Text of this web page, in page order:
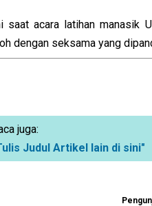
saat acara latihan manasik
dengan seksama yang
juga:
Judul Artikel lain di sini"